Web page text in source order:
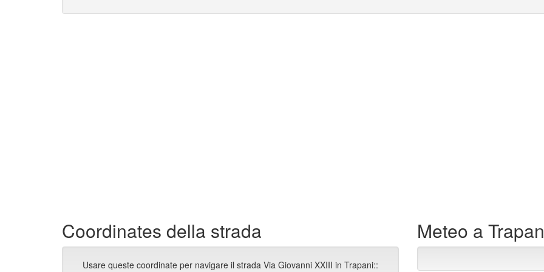
Coordinates della strada
Usare queste coordinate per navigare il strada Via Giovanni XXIII in Trapani::
Meteo a